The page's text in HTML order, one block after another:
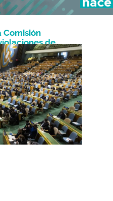
Comisión
de